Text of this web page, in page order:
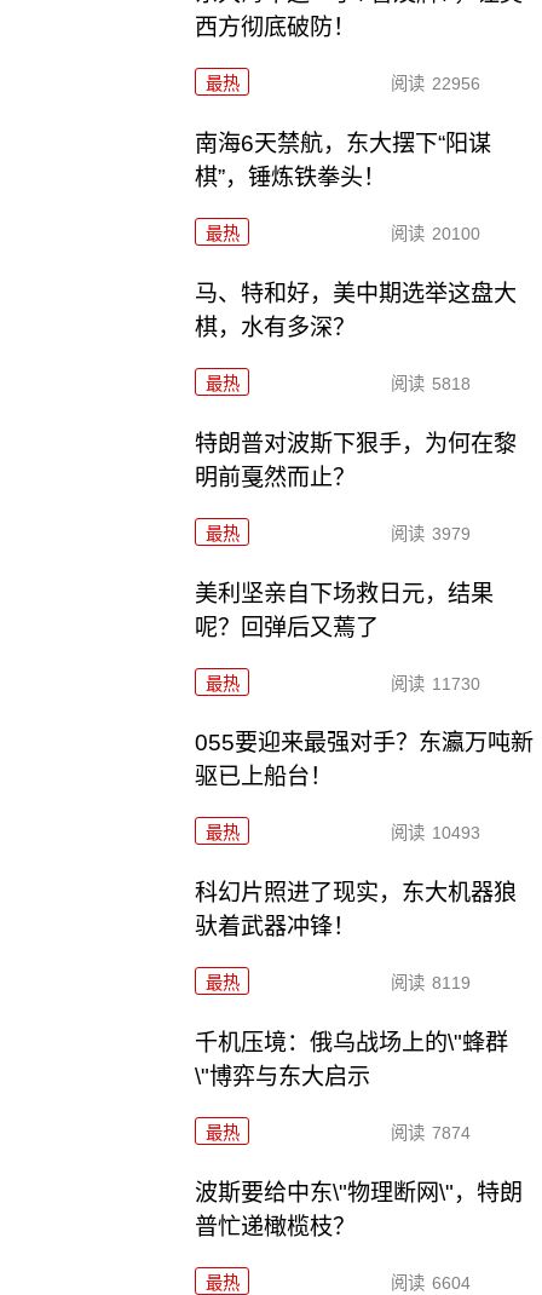
西方彻底破防！
最热 阅读 22956
南海6天禁航，东大摆下“阳谋
棋”，锤炼铁拳头！
最热 阅读 20100
马、特和好，美中期选举这盘大
棋，水有多深？
最热 阅读 5818
特朗普对波斯下狠手，为何在黎
明前戛然而止？
最热 阅读 3979
美利坚亲自下场救日元，结果
呢？回弹后又蔫了
最热 阅读 11730
055要迎来最强对手？东瀛万吨新
驱已上船台！
最热 阅读 10493
科幻片照进了现实，东大机器狼
驮着武器冲锋！
最热 阅读 8119
千机压境：俄乌战场上的\"蜂群
\"博弈与东大启示
最热 阅读 7874
波斯要给中东\"物理断网\"，特朗
普忙递橄榄枝？
最热 阅读 6604